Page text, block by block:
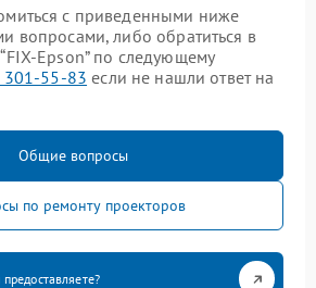
с приведенными ниже
вопросами, либо обратиться в
Epson” по следующему
301-55-83 если не нашли ответ на
Общие вопросы
по ремонту проекторов